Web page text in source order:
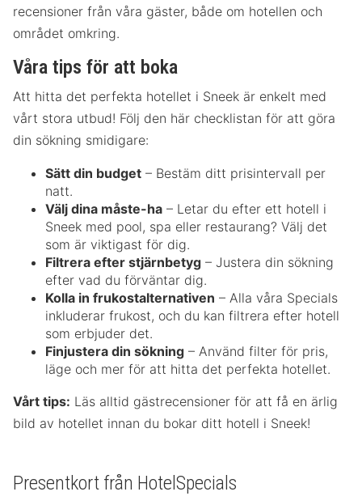
recensioner från våra gäster, både om hotellen och
området omkring.
Våra tips för att boka
Att hitta det perfekta hotellet i Sneek är enkelt med
vårt stora utbud! Följ den här checklistan för att göra
din sökning smidigare:
Sätt din budget – Bestäm ditt prisintervall per
natt.
Välj dina måste-ha – Letar du efter ett hotell i
Sneek med pool, spa eller restaurang? Välj det
som är viktigast för dig.
Filtrera efter stjärnbetyg – Justera din sökning
efter vad du förväntar dig.
Kolla in frukostalternativen – Alla våra Specials
inkluderar frukost, och du kan filtrera efter hotell
som erbjuder det.
Finjustera din sökning – Använd filter för pris,
läge och mer för att hitta det perfekta hotellet.
Vårt tips: Läs alltid gästrecensioner för att få en ärlig
bild av hotellet innan du bokar ditt hotell i Sneek!
Presentkort från HotelSpecials